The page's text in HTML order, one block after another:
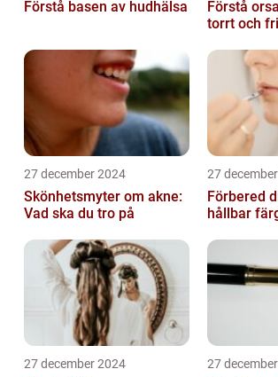
Förstå basen av hudhälsa
Förstå
torrt och
27 december 2024
Skönhetsmyter om akne:
Vad ska du tro på
27
Förbered
hållbar
27 december 2024 27